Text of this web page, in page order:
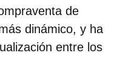
de
dinámico, y ha
entre los